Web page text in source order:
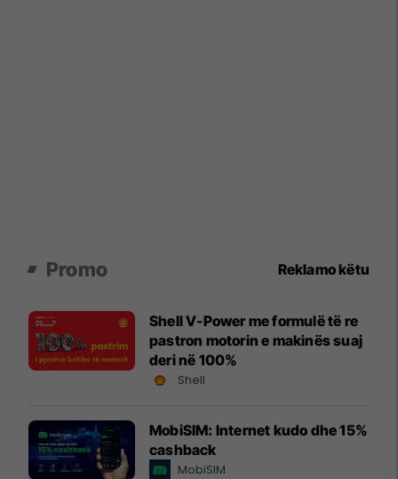
Promo Reklamo këtu
Shell V-Power me formulë të re
pastron motorin e makinës suaj
deri në 100%
Shell
MobiSIM: Internet kudo dhe 15%
cashback
MobiSIM